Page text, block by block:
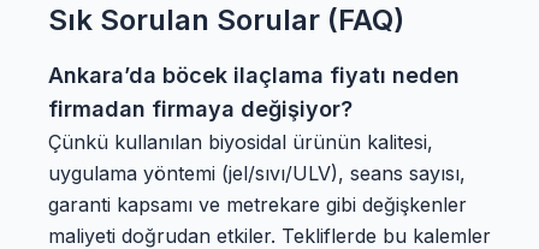
Sık Sorulan Sorular (FAQ)
Ankara’da böcek ilaçlama fiyatı neden
firmadan firmaya değişiyor?
Çünkü kullanılan biyosidal ürünün kalitesi,
uygulama yöntemi (jel/sıvı/ULV), seans sayısı,
garanti kapsamı ve metrekare gibi değişkenler
maliyeti doğrudan etkiler. Tekliflerde bu kalemler